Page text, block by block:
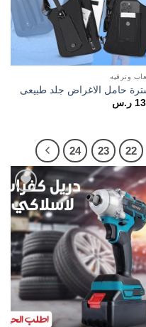
وترفيه
حامل الاغراض جلد طبيعى
ر.س
22
23
24
Add to
wishlist